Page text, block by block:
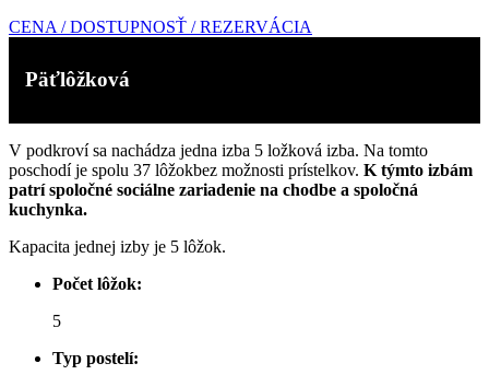
CENA / DOSTUPNOSŤ / REZERVÁCIA
Päťlôžková
V podkroví sa nachádza jedna izba 5 ložková izba. Na tomto
poschodí je spolu 37 lôžokbez možnosti prístelkov. K týmto izbám
patrí spoločné sociálne zariadenie na chodbe a spoločná
kuchynka.
Kapacita jednej izby je 5 lôžok.
Počet lôžok:
5
Typ postelí: